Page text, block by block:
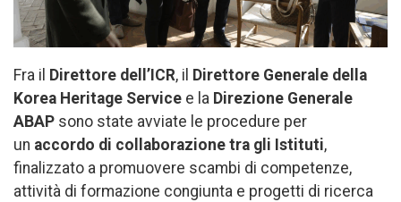
Fra il Direttore dell’ICR, il Direttore Generale della
Korea Heritage Service e la Direzione Generale
ABAP sono state avviate le procedure per
un accordo di collaborazione tra gli Istituti,
finalizzato a promuovere scambi di competenze,
attività di formazione congiunta e progetti di ricerca